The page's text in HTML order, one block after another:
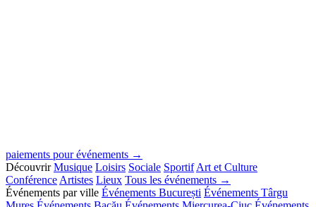
paiements pour événements →
Découvrir Musique Loisirs Sociale Sportif Art et Culture
Conférence Artistes Lieux Tous les événements →
Événements par ville Événements București Événements Târgu